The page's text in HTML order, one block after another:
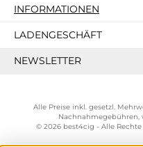
INFORMATIONEN
LADENGESCHÄFT
NEWSLETTER
Alle Preise inkl. gesetzl.
Nachnahmegebühren,
© 2026 best4cig - Alle